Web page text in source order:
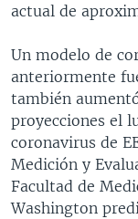
actual de
Un modelo de
anteriormente
también
proyecciones el
coronavirus de
Medición y
Facultad de
Washington